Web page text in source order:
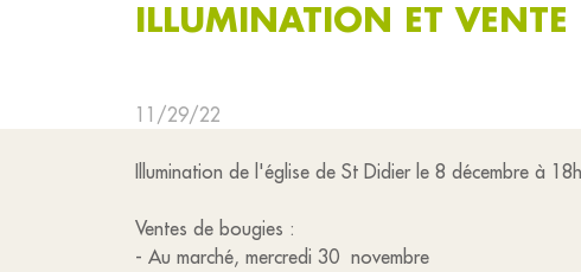
ILLUMINATION ET VENTE
11/29/22
Illumination de l'église de St Didier le 8 décembre à
Ventes de bougies :
- Au marché, mercredi 30 novembre